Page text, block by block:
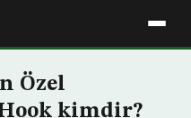
Özel
kimdir?